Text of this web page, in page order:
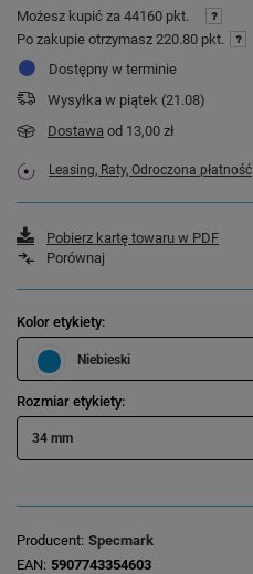
Możesz kupić za 44160 pkt.
Po zakupie otrzymasz 220.80 pkt.
Dostępny w terminie
Wysyłka w piątek (21.08)
Dostawa od 13,00 zł
Leasing, Raty, Odroczona płatność
Pobierz kartę towaru w PDF
Porównaj
Kolor etykiety
Niebieski
Rozmiar etykiety
34 mm
Producent Specmark
EAN 5907743354603